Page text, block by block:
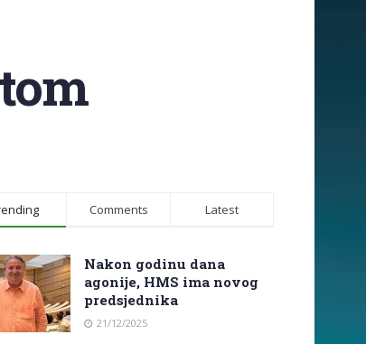
Comments Latest
Nakon godinu dana
agonije, HMS ima novog
predsjednika
21/12/2025